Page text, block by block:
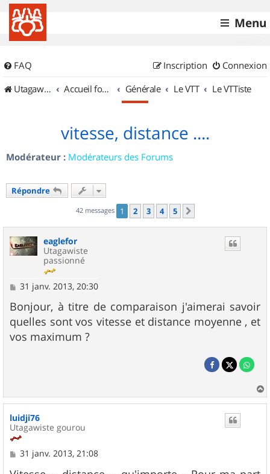
Menu
FAQ Connexion
Inscription
UtagawaVTT (Randos VTT et VTTAE avec traces GPS)
Accueil forum Générale Le VTT Le VTTiste
vitesse, distance ....
Modérateur : Modérateurs des Forums
Répondre
42 messages 1 2 3 4 5
eaglefor
Utagawiste
passionné
M
s
s
a
g
e
31 janv. 2013, 20:30
Bonjour, à titre de comparaison j'aimerai savoir
quelles sont vos vitesse et distance moyenne , et
vos maximum ?
a
luidji76
Utagawiste gourou
M
31 janv. 2013, 21:08